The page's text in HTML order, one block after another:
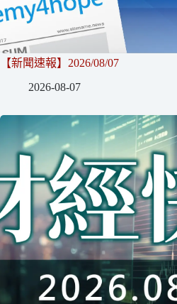
【新聞速報】2026/08/07
2026-08-07